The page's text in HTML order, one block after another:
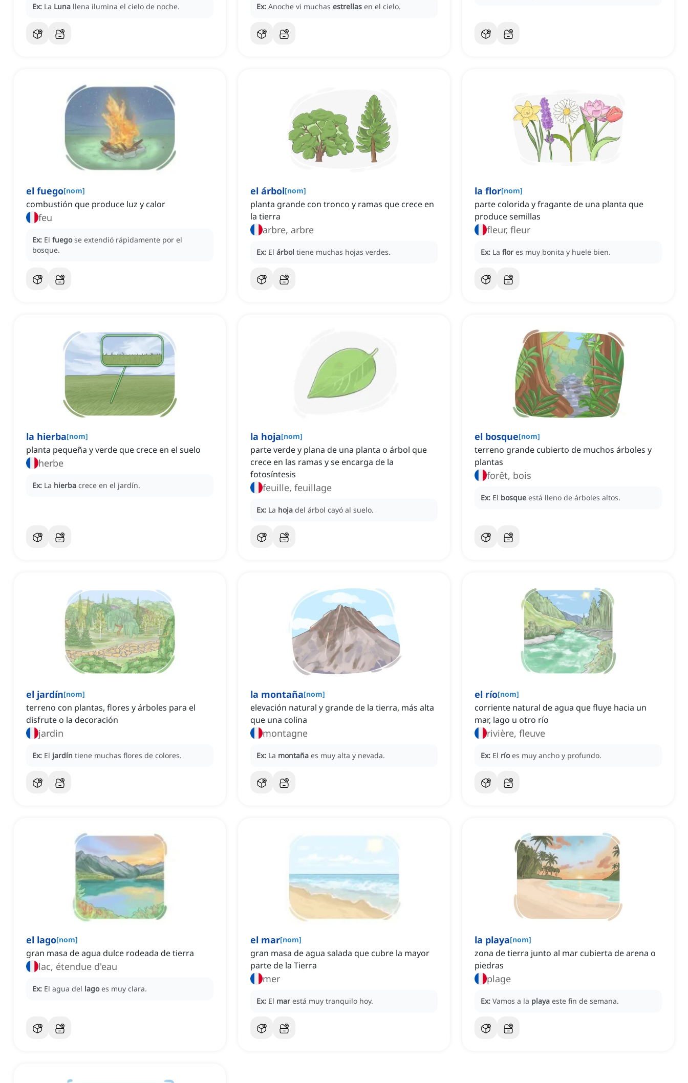
Ex: La Luna llena ilumina el cielo de noche. Ex: Anoche vi muchas estrellas en el cielo.
el fuego[nom]
combustión que produce luz y calor
feu
Ex: El fuego se extendió rápidamente por el
bosque.
el árbol[nom]
planta grande con tronco y ramas que crece en
la tierra
arbre, arbre
Ex: El árbol tiene muchas hojas verdes.
la flor[nom]
parte colorida y fragante de una planta que
produce semillas
fleur, fleur
Ex: La flor es muy bonita y huele bien.
la hierba[nom]
planta pequeña y verde que crece en el suelo
herbe
Ex: La hierba crece en el jardín.
la hoja[nom]
parte verde y plana de una planta o árbol que
crece en las ramas y se encarga de la
fotosíntesis
feuille, feuillage
Ex: La hoja del árbol cayó al suelo.
el bosque[nom]
terreno grande cubierto de muchos árboles y
plantas
forêt, bois
Ex: El bosque está lleno de árboles altos.
el jardín[nom]
terreno con plantas, flores y árboles para el
disfrute o la decoración
jardin
Ex: El jardín tiene muchas flores de colores.
la montaña[nom]
elevación natural y grande de la tierra, más alta
que una colina
montagne
Ex: La montaña es muy alta y nevada.
el río[nom]
corriente natural de agua que fluye hacia un
mar, lago u otro río
rivière, fleuve
Ex: El río es muy ancho y profundo.
el lago[nom]
gran masa de agua dulce rodeada de tierra
lac, étendue d'eau
Ex: El agua del lago es muy clara.
el mar[nom]
gran masa de agua salada que cubre la mayor
parte de la Tierra
mer
Ex: El mar está muy tranquilo hoy.
la playa[nom]
zona de tierra junto al mar cubierta de arena o
piedras
plage
Ex: Vamos a la playa este fin de semana.